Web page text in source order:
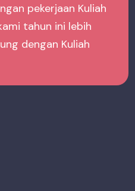
dalam hal akademik
dihandle
(K2)